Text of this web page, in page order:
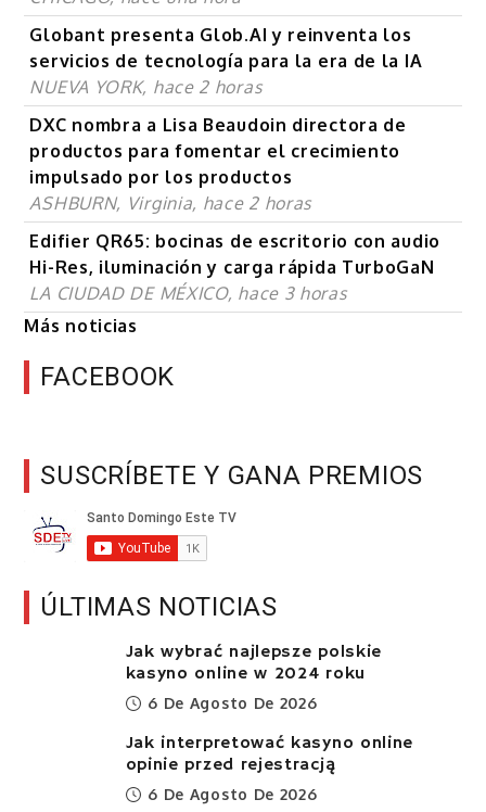
Globant presenta Glob.AI y reinventa los
servicios de tecnología para la era de la IA
NUEVA YORK, hace 2 horas
DXC nombra a Lisa Beaudoin directora de
productos para fomentar el crecimiento
impulsado por los productos
ASHBURN, Virginia, hace 2 horas
Edifier QR65: bocinas de escritorio con audio
Hi-Res, iluminación y carga rápida TurboGaN
LA CIUDAD DE MÉXICO, hace 3 horas
Más noticias
FACEBOOK
SUSCRÍBETE Y GANA PREMIOS
ÚLTIMAS NOTICIAS
Jak wybrać najlepsze polskie
kasyno online w 2024 roku
6 De Agosto De 2026
Jak interpretować kasyno online
opinie przed rejestracją
6 De Agosto De 2026